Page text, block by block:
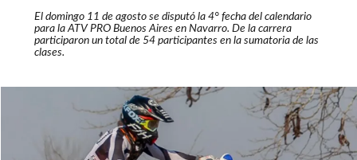
El domingo 11 de agosto se disputó la 4° fecha del calendario
para la ATV PRO Buenos Aires en Navarro. De la carrera
participaron un total de 54 participantes en la sumatoria de las
clases.